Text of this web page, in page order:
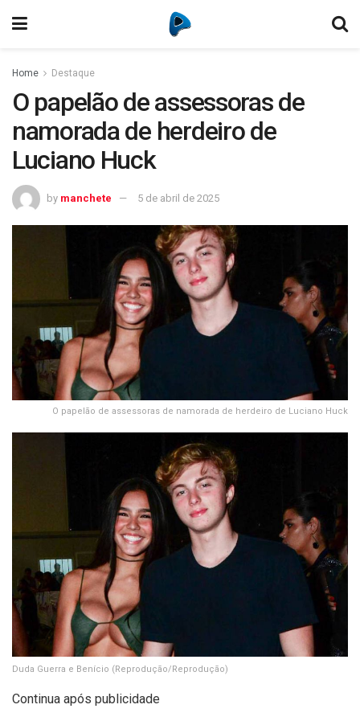
Home Destaque
O papelão de assessoras de
namorada de herdeiro de
Luciano Huck
by manchete 5 de abril de 2025
O papelão de assessoras de namorada de herdeiro de Luciano Huck
Duda Guerra e Benício (Reprodução/Reprodução)
Continua após publicidade